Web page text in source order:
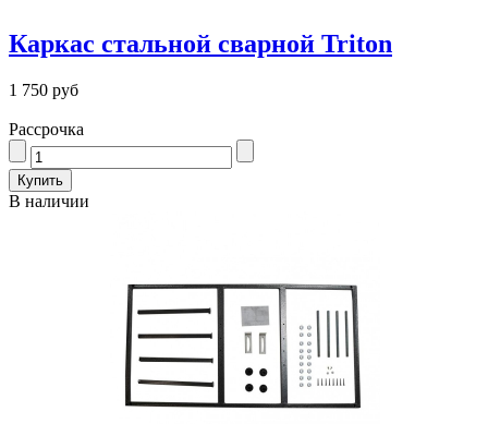
Каркас стальной сварной Triton
1 750 руб
Рассрочка
В наличии